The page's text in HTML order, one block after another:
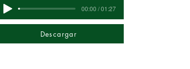
00:00 / 01:27
Descargar